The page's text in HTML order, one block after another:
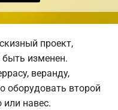
проект,
изменен.
веранду,
оборудовать второй
навес.